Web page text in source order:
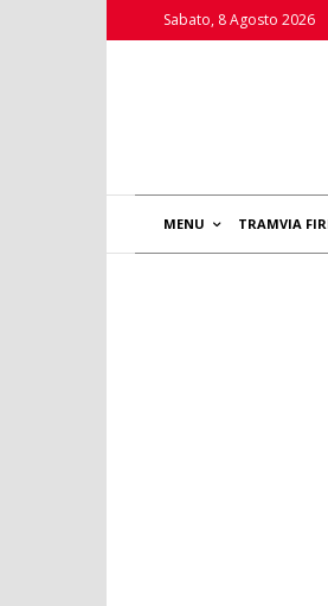
Sabato, 8 Agosto 2026
MENU TRAMVIA